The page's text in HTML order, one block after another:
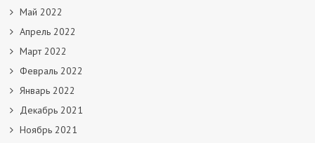
Май 2022
Апрель 2022
Март 2022
Февраль 2022
Январь 2022
Декабрь 2021
Ноябрь 2021